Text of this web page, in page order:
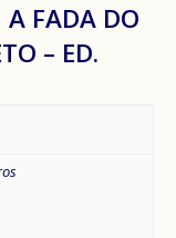
A FADA DO
– ED.